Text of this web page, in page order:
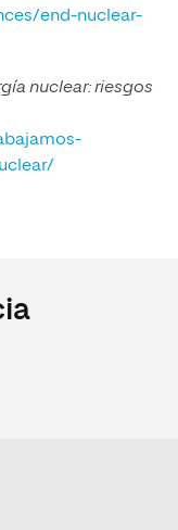
end-nuclear-
nuclear: riesgos